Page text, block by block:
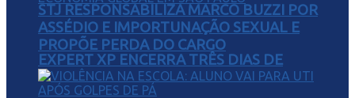
EXPERT XP ENCERRA TRÊS DIAS DE
STJ RESPONSABILIZA MARCO BUZZI POR
ASSÉDIO E IMPORTUNAÇÃO SEXUAL E
PROPÕE PERDA DO CARGO